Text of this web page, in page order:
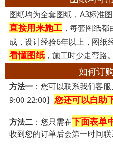
图纸均为全套图纸，A3标准
直接用来施工，每套图纸都
成，设计经验6年以上，图纸
看懂图纸，施工时少走弯路。
如何订
方法一：您可以联系我们客服
9:00-22:00】 您还可以自助
方法二：您只需在下面表单
收到您的订单后会第一时间联